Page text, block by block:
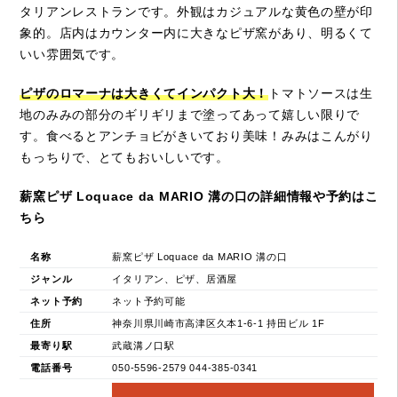
タリアンレストランです。外観はカジュアルな黄色の壁が印
象的。店内はカウンター内に大きなピザ窯があり、明るくて
いい雰囲気です。
ピザのロマーナは大きくてインパクト大！ トマトソースは生
地のみみの部分のギリギリまで塗ってあって嬉しい限りで
す。食べるとアンチョビがきいており美味！みみはこんがり
もっちりで、とてもおいしいです。
薪窯ピザ Loquace da MARIO 溝の口の詳細情報や予約はこ
ちら
名称 薪窯ピザ Loquace da MARIO 溝の口
ジャンル イタリアン、ピザ、居酒屋
ネット予約 ネット予約可能
住所 神奈川県川崎市高津区久本1-6-1 持田ビル 1F
最寄り駅 武蔵溝ノ口駅
電話番号 050-5596-2579 044-385-0341